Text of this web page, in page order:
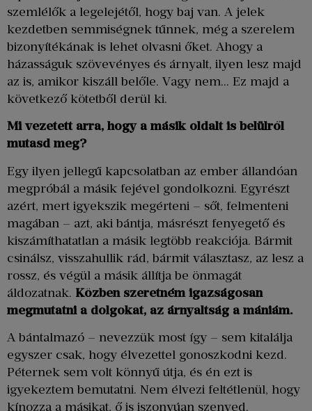
szemlélők a legelejétől, hogy baj van. A jelek
kezdetben semmiségnek tűnnek, még a szerelem
bizonyítékának is lehet olvasni őket. Ahogy a
házasságuk szövevényes és árnyalt, ilyen lesz majd
az is, amikor kiszáll belőle. Vagy nem… Ez majd a
következő kötetből derül ki.
Mi vezetett arra, hogy a másik oldalt is belülről
mutasd meg?
Egy ilyen jellegű kapcsolatban az ember állandóan
megpróbál a másik fejével gondolkozni. Egyrészt
azért, mert igyekszik megérteni – sőt, felmenteni
magában – azt, aki bántja, másrészt fenyegető és
kiszámíthatatlan a másik legtöbb reakciója. Bármit
csinálsz, visszahullik rád, bármit választasz, az lesz a
rossz, és végül a másik állítja be önmagát
áldozatnak. Közben szeretném igazságosan
megmutatni a dolgokat, az árnyaltság a mániám.
A bántalmazó – nevezzük most így – sem kitalálja
egyszer csak, hogy élvezettel gonoszkodni kezd.
Péternek sem volt könnyű útja, és én ezt is
igyekeztem bemutatni. Nem élvezi feltétlenül, hogy
kínozza a másikat, ő is iszonyúan szenved.